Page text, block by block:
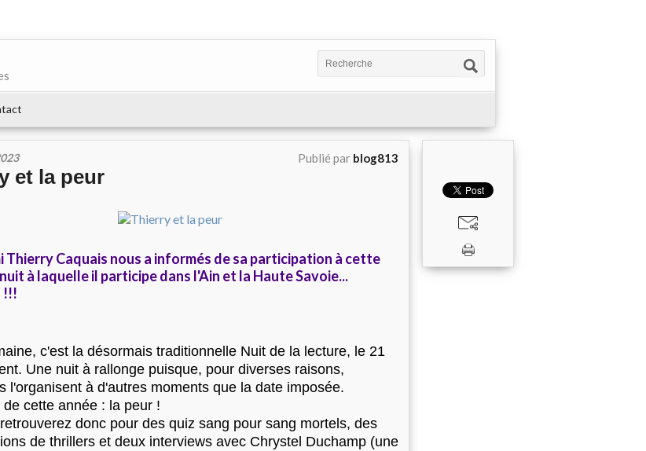
Publié par blog813
et la peur
Thierry Caquais nous a informés de sa participation à cette
à laquelle il participe dans l'Ain et la Haute Savoie...
!!!
c'est la désormais traditionnelle Nuit de la lecture, le 21
Une nuit à rallonge puisque, pour diverses raisons,
l'organisent à d'autres moments que la date imposée.
de cette année : la peur !
donc pour des quiz sang pour sang mortels, des
de thrillers et deux interviews avec Chrystel Duchamp (une